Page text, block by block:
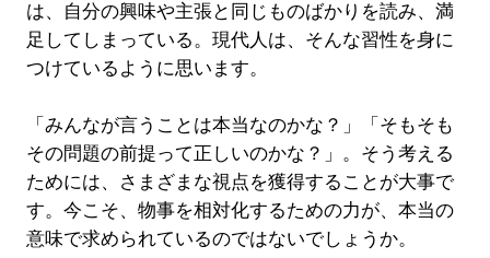
は、自分の興味や主張と同じものばかりを読み、満
足してしまっている。現代人は、そんな習性を身に
つけているように思います。
「みんなが言うことは本当なのかな？」「そもそも
その問題の前提って正しいのかな？」。そう考える
ためには、さまざまな視点を獲得することが大事で
す。今こそ、物事を相対化するための力が、本当の
意味で求められているのではないでしょうか。